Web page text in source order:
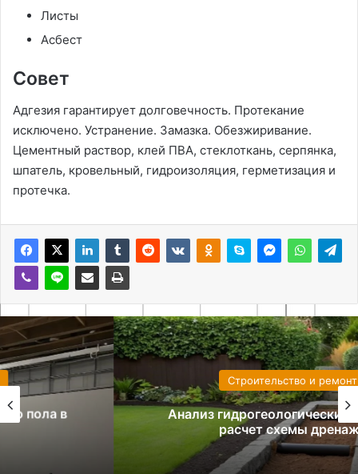
Листы
Асбест
Совет
Адгезия гарантирует долговечность. Протекание
исключено. Устранение. Замазка. Обезжиривание.
Цементный раствор, клей ПВА, стеклоткань, серпянка,
шпатель, кровельный, гидроизоляция, герметизация и
протечка.
Строительство и ремонт
Анализ гидрогеологических условий и
расчет схемы дренажа